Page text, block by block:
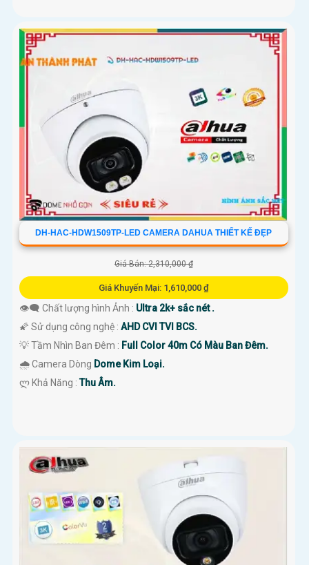
DH-HAC-HDW1509TP-LED CAMERA DAHUA THIẾT KẾ ĐẸP
Giá Bán: 2,310,000 ₫
Giá Khuyến Mại: 1,610,000 ₫
👁️‍🗨 Chất lượng hình Ảnh : Ultra 2k+ sắc nét .
🌠 Sử dụng công nghệ : AHD CVI TVI BCS.
💡 Tầm Nhìn Ban Đêm : Full Color 40m Có Màu Ban Đêm.
🌧️ Camera Dòng Dome Kim Loại.
️ლ Khả Năng :Thu Âm.